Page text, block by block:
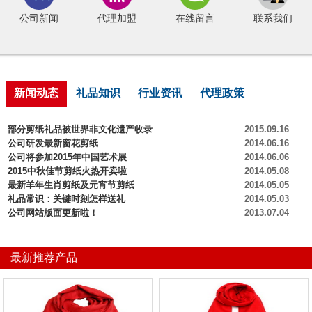
公司新闻 代理加盟 在线留言 联系我们
新闻动态 礼品知识 行业资讯 代理政策
部分剪纸礼品被世界非文化遗产收录
2015.09.16
公司研发最新窗花剪纸
2014.06.16
公司将参加2015年中国艺术展
2014.06.06
2015中秋佳节剪纸火热开卖啦
2014.05.08
最新羊年生肖剪纸及元宵节剪纸
2014.05.05
礼品常识：关键时刻怎样送礼
2014.05.03
公司网站版面更新啦！
2013.07.04
最新推荐产品